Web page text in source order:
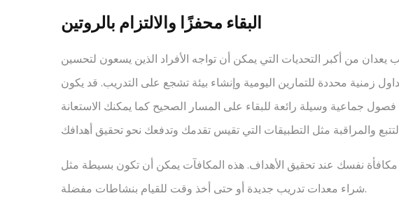
البقاء محفزًا والالتزام بالروتين
يعدان من أكبر التحديات التي يمكن أن تواجه الأفراد الذين يسعون لتحسين
زمنية محددة للتمارين اليومية وإنشاء بيئة تشجع على التدريب. قد يكون
جماعية وسيلة رائعة للبقاء على المسار الصحيح كما يمكنك الاستعانة
نفسك عند تحقيق الأهداف. هذه المكافآت يمكن أن تكون بسيطة مثل
شراء معدات تدريب جديدة أو حتى أخذ وقت للقيام بنشاطات مفضلة.